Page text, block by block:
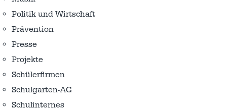
Politik und Wirtschaft
Prävention
Presse
Projekte
Schülerfirmen
Schulgarten-AG
Schulinternes